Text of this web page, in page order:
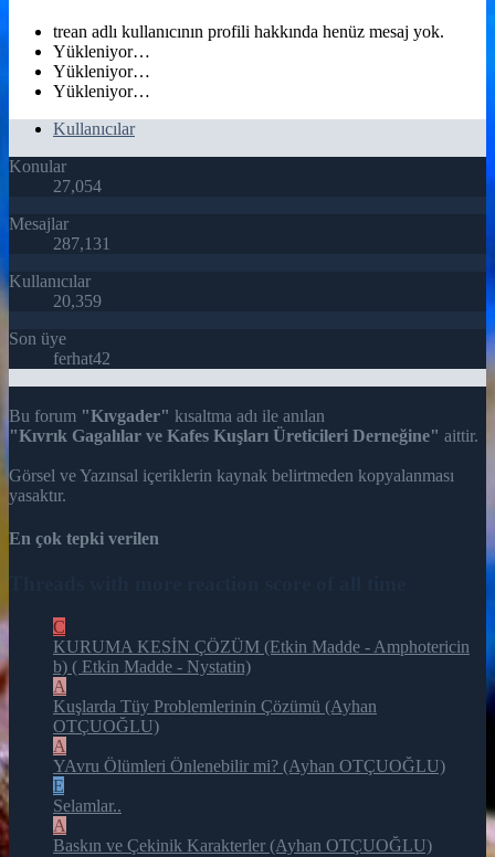
trean adlı kullanıcının profili hakkında henüz mesaj yok.
Yükleniyor…
Yükleniyor…
Yükleniyor…
Kullanıcılar
Konular
27,054
Mesajlar
287,131
Kullanıcılar
20,359
Son üye
ferhat42
Bu forum "Kıvgader" kısaltma adı ile anılan
"Kıvrık Gagalılar ve Kafes Kuşları Üreticileri Derneğine" aittir.
Görsel ve Yazınsal içeriklerin kaynak belirtmeden kopyalanması
yasaktır.
En çok tepki verilen
C
KURUMA KESİN ÇÖZÜM (Etkin Madde - Amphotericin
b) ( Etkin Madde - Nystatin)
A
Kuşlarda Tüy Problemlerinin Çözümü (Ayhan
OTÇUOĞLU)
A
YAvru Ölümleri Önlenebilir mi? (Ayhan OTÇUOĞLU)
E
Selamlar..
A
Baskın ve Çekinik Karakterler (Ayhan OTÇUOĞLU)